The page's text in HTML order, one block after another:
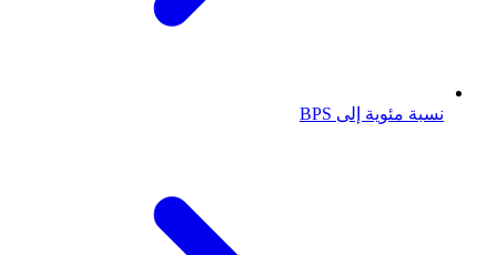
نسبة مئوية إلى BPS